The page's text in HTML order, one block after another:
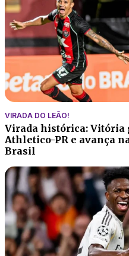
VIRADA DO LEÃO!
Virada histórica: Vitória
Athletico-PR e avança
Brasil